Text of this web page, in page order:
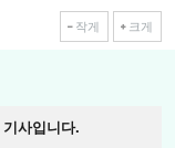
작게 크게
기사입니다.